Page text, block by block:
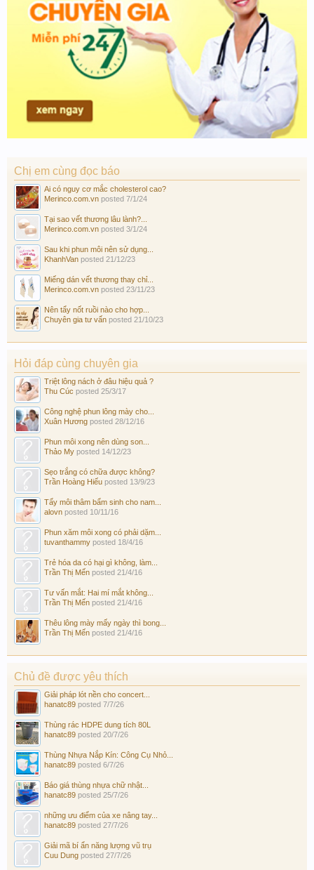
Chị em cùng đọc báo
Ai có nguy cơ mắc cholesterol cao?
Merinco.com.vn posted 7/1/24
Tại sao vết thương lâu lành?...
Merinco.com.vn posted 3/1/24
Sau khi phun môi nên sử dụng...
KhanhVan posted 21/12/23
Miếng dán vết thương thay chỉ...
Merinco.com.vn posted 23/11/23
Nên tẩy nốt ruồi nào cho hợp...
Chuyên gia tư vấn posted 21/10/23
Hỏi đáp cùng chuyên gia
Triệt lông nách ở đâu hiệu quả ?
Thu Cúc posted 25/3/17
Công nghệ phun lông mày cho...
Xuân Hương posted 28/12/16
Phun môi xong nên dùng son...
Thảo My posted 14/12/23
Sẹo trắng có chữa được không?
Trần Hoàng Hiếu posted 13/9/23
Tẩy môi thâm bẩm sinh cho nam...
alovn posted 10/11/16
Phun xăm môi xong có phải dặm...
tuvanthammy posted 18/4/16
Trẻ hóa da có hại gì không, làm...
Trần Thị Mến posted 21/4/16
Tư vấn mắt: Hai mí mắt không...
Trần Thị Mến posted 21/4/16
Thêu lông mày mấy ngày thì bong...
Trần Thị Mến posted 21/4/16
Chủ đề được yêu thích
Giải pháp lót nền cho concert...
hanatc89 posted 7/7/26
Thùng rác HDPE dung tích 80L
hanatc89 posted 20/7/26
Thùng Nhựa Nắp Kín: Công Cụ Nhỏ...
hanatc89 posted 6/7/26
Báo giá thùng nhựa chữ nhật...
hanatc89 posted 25/7/26
những ưu điểm của xe nâng tay...
hanatc89 posted 27/7/26
Giải mã bí ẩn năng lượng vũ trụ
Cuu Dung posted 27/7/26